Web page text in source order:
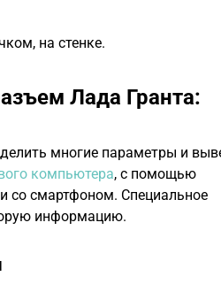
на стенке.
Лада Гранта:
многие параметры и
компьютера, с помощью
со смартфоном. Специальное
информацию.